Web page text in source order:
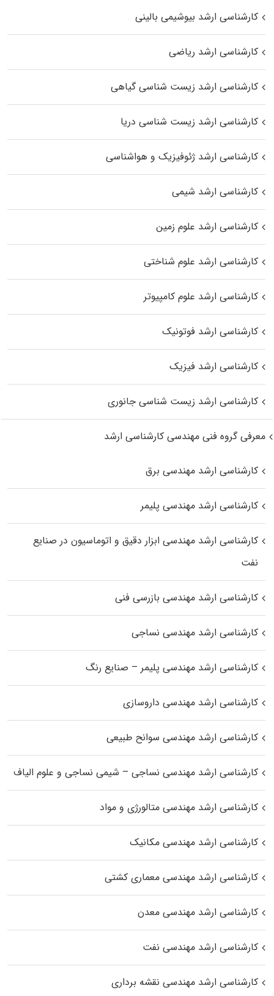
کارشناسی ارشد بیوشیمی بالینی
کارشناسی ارشد ریاضی
کارشناسی ارشد زیست‌ شناسی گیاهی
کارشناسی ارشد زیست‌ شناسی دریا
کارشناسی ارشد ژئوفیزیک و هواشناسی
کارشناسی ارشد شیمی
کارشناسی ارشد علوم زمین
کارشناسی ارشد علوم شناختی
کارشناسی ارشد علوم کامپیوتر
کارشناسی ارشد فوتونیک
کارشناسی ارشد فیزیک
کارشناسی ارشد زیست‌ شناسی جانوری
معرفی گروه فنی مهندسی کارشناسی ارشد
کارشناسی ارشد مهندسی برق
کارشناسی ارشد مهندسی پلیمر
کارشناسی ارشد مهندسی ابزار دقیق و اتوماسیون در صنایع
نفت
کارشناسی ارشد مهندسی بازرسی فنی
کارشناسی ارشد مهندسی نساجی
کارشناسی ارشد مهندسی پلیمر – صنایع رنگ
کارشناسی ارشد مهندسی داروسازی
کارشناسی ارشد مهندسی سوانح طبیعی
کارشناسی ارشد مهندسی نساجی – شیمی نساجی و علوم الیاف
کارشناسی ارشد مهندسی متالورژی و مواد
کارشناسی ارشد مهندسی مکانیک
کارشناسی ارشد مهندسی معماری کشتی
کارشناسی ارشد مهندسی معدن
کارشناسی ارشد مهندسی نفت
کارشناسی ارشد مهندسی نقشه برداری